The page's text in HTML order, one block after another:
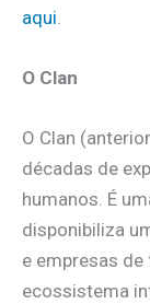
aqui.
O Clan
O Clan
décadas de
humanos. É
disponibiliza
e empresas
ecossistema